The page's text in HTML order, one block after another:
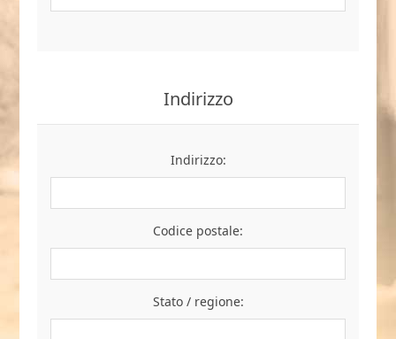
Indirizzo
Indirizzo:
Codice postale:
Stato / regione: